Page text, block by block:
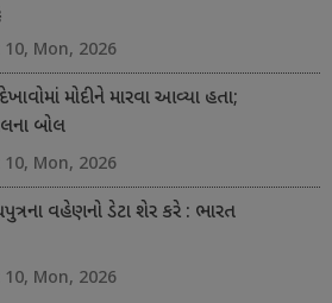
Mon, 2026
મોદીને મારવા આવ્યા હતા;
બોલ
Mon, 2026
વહેણનો ડેટા શેર કરે : ભારત
Mon, 2026